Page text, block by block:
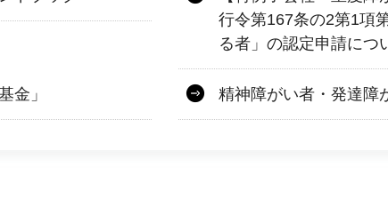
行令第167条の2第1項
る者」の認定申請につ
金」 精神障がい者・発達障